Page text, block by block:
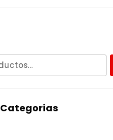
Categorias